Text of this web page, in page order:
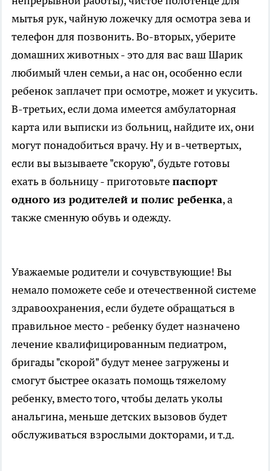
мытья рук, чайную ложечку для осмотра зева и
телефон для позвонить. Во-вторых, уберите
домашних животных - это для вас ваш Шарик
любимый член семьи, а нас он, особенно если
ребенок заплачет при осмотре, может и укусить.
В-третьих, если дома имеется амбулаторная
карта или выписки из больниц, найдите их, они
могут понадобиться врачу. Ну и в-четвертых,
если вы вызываете "скорую", будьте готовы
ехать в больницу - приготовьтепаспорт
одного из родителей и полис ребенка, а
также сменную обувь и одежду.
Уважаемые родители и сочувствующие! Вы
немало поможете себе и отечественной системе
здравоохранения, если будете обращаться в
правильное место - ребенку будет назначено
лечение квалифицированным педиатром,
бригады "скорой" будут менее загружены и
смогут быстрее оказать помощь тяжелому
ребенку, вместо того, чтобы делать уколы
анальгина, меньше детских вызовов будет
обслуживаться взрослыми докторами, и т.д.